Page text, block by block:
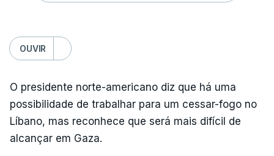
OUVIR
O presidente norte-americano diz que há uma
possibilidade de trabalhar para um cessar-fogo no
Líbano, mas reconhece que será mais difícil de
alcançar em Gaza.